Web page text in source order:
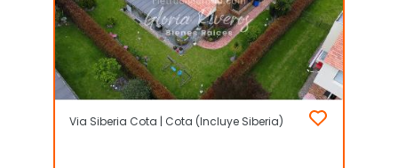
Via Siberia Cota | Cota (Incluye Siberia)